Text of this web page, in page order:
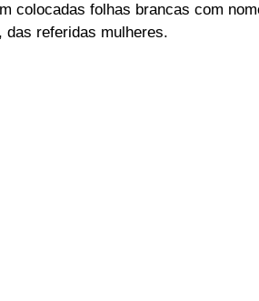
colocadas folhas brancas com
das referidas mulheres.